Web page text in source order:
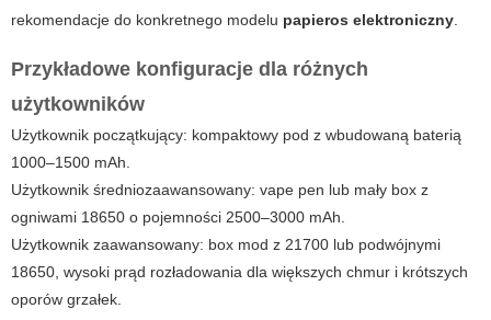
rekomendacje do konkretnego modelu papieros elektroniczny.
Przykładowe konfiguracje dla różnych
użytkowników
Użytkownik początkujący: kompaktowy pod z wbudowaną baterią
1000–1500 mAh.
Użytkownik średniozaawansowany: vape pen lub mały box z
ogniwami 18650 o pojemności 2500–3000 mAh.
Użytkownik zaawansowany: box mod z 21700 lub podwójnymi
18650, wysoki prąd rozładowania dla większych chmur i krótszych
oporów grzałek.